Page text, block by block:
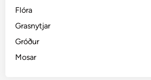
Flóra
Grasnytjar
Gróður
Mosar